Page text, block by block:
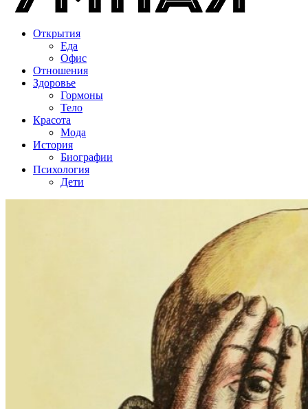
Открытия
Еда
Офис
Отношения
Здоровье
Гормоны
Тело
Красота
Мода
История
Биографии
Психология
Дети